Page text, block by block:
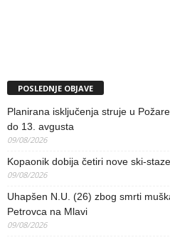
POSLEDNJE OBJAVE
Planirana isključenja struje u
do 13. avgusta
09/08/2026
Kopaonik dobija četiri nove ski-staze
09/08/2026
Uhapšen N.U. (26) zbog smrti
Petrovca na Mlavi
09/08/2026